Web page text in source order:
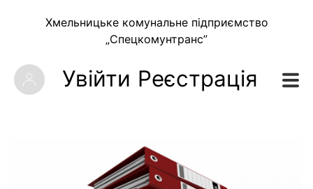
Хмельницьке комунальне підприємство
„Спецкомунтранс”
Увійти Реєстрація